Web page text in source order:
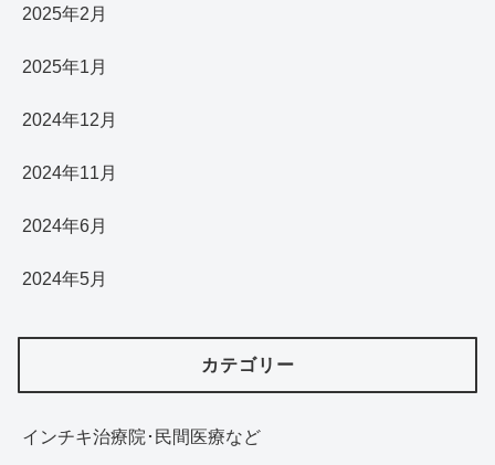
2025年2月
2025年1月
2024年12月
2024年11月
2024年6月
2024年5月
カテゴリー
インチキ治療院･民間医療など